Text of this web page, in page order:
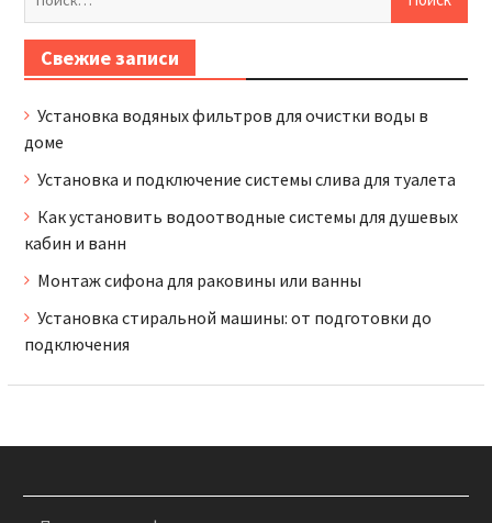
Свежие записи
Установка водяных фильтров для очистки воды в
доме
Установка и подключение системы слива для туалета
Как установить водоотводные системы для душевых
кабин и ванн
Монтаж сифона для раковины или ванны
Установка стиральной машины: от подготовки до
подключения